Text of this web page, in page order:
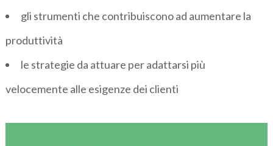
gli strumenti che contribuiscono ad aumentare la
produttività
le strategie da attuare per adattarsi più
velocemente alle esigenze dei clienti